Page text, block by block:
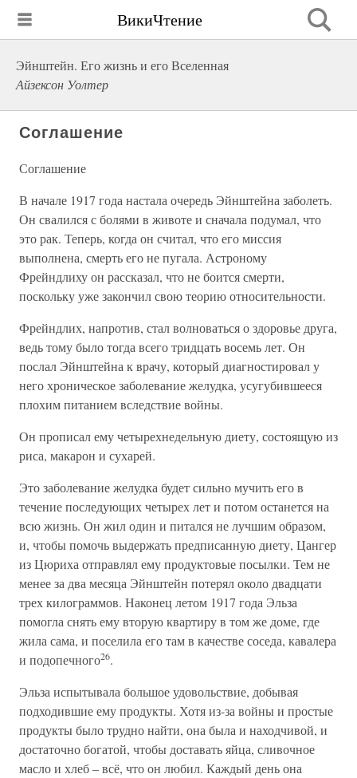
ВикиЧтение
Эйнштейн. Его жизнь и его Вселенная
Айзексон Уолтер
Соглашение
Соглашение
В начале 1917 года настала очередь Эйнштейна заболеть.
Он свалился с болями в животе и сначала подумал, что
это рак. Теперь, когда он считал, что его миссия
выполнена, смерть его не пугала. Астроному
Фрейндлиху он рассказал, что не боится смерти,
поскольку уже закончил свою теорию относительности.
Фрейндлих, напротив, стал волноваться о здоровье друга,
ведь тому было тогда всего тридцать восемь лет. Он
послал Эйнштейна к врачу, который диагностировал у
него хроническое заболевание желудка, усугубившееся
плохим питанием вследствие войны.
Он прописал ему четырехнедельную диету, состоящую из
риса, макарон и сухарей.
Это заболевание желудка будет сильно мучить его в
течение последующих четырех лет и потом останется на
всю жизнь. Он жил один и питался не лучшим образом,
и, чтобы помочь выдержать предписанную диету, Цангер
из Цюриха отправлял ему продуктовые посылки. Тем не
менее за два месяца Эйнштейн потерял около двадцати
трех килограммов. Наконец летом 1917 года Эльза
помогла снять ему вторую квартиру в том же доме, где
жила сама, и поселила его там в качестве соседа, кавалера
и подопечного26.
Эльза испытывала большое удовольствие, добывая
подходившие ему продукты. Хотя из-за войны и простые
продукты было трудно найти, она была и находчивой, и
достаточно богатой, чтобы доставать яйца, сливочное
масло и хлеб – всё, что он любил. Каждый день она